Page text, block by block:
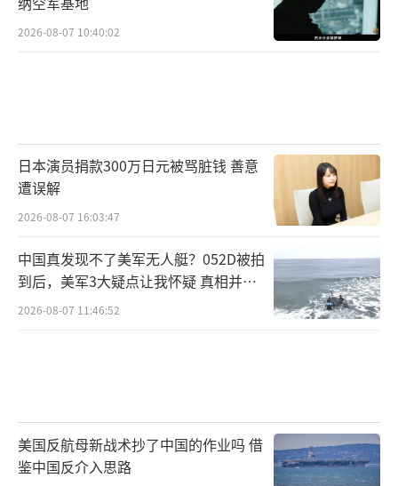
2026-08-07 10:40:02
日本演员捐款300万日元被骂脏钱 善意
遭误解
2026-08-07 16:03:47
中国真发现不了美军无人艇？052D被拍
到后，美军3大疑点让我怀疑 真相并非
如此
2026-08-07 11:46:52
美国反航母新战术抄了中国的作业吗 借
鉴中国反介入思路